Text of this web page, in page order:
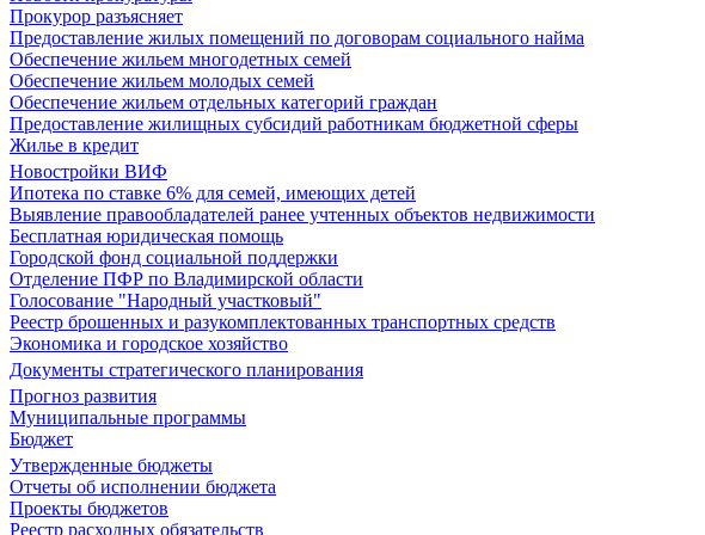
Прокурор разъясняет
Предоставление жилых помещений по договорам социального найма
Обеспечение жильем многодетных семей
Обеспечение жильем молодых семей
Обеспечение жильем отдельных категорий граждан
Предоставление жилищных субсидий работникам бюджетной сферы
Жилье в кредит
Новостройки ВИФ
Ипотека по ставке 6% для семей, имеющих детей
Выявление правообладателей ранее учтенных объектов недвижимости
Бесплатная юридическая помощь
Городской фонд социальной поддержки
Отделение ПФР по Владимирской области
Голосование "Народный участковый"
Реестр брошенных и разукомплектованных транспортных средств
Экономика и городское хозяйство
Документы стратегического планирования
Прогноз развития
Муниципальные программы
Бюджет
Утвержденные бюджеты
Отчеты об исполнении бюджета
Проекты бюджетов
Реестр расходных обязательств